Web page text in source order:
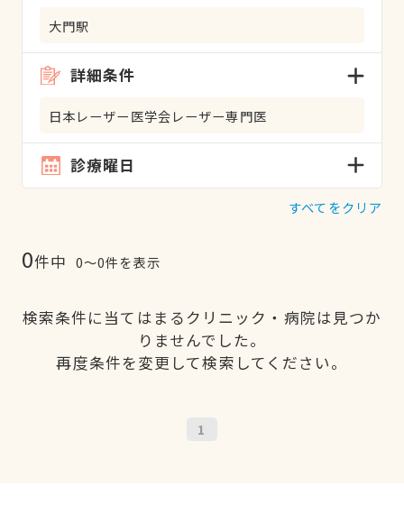
大門駅
詳細条件
日本レーザー医学会レーザー専門医
診療曜日
すべてをクリア
0件中 0〜0件を表示
検索条件に当てはまるクリニック・病院は見つか
りませんでした。
再度条件を変更して検索してください。
1